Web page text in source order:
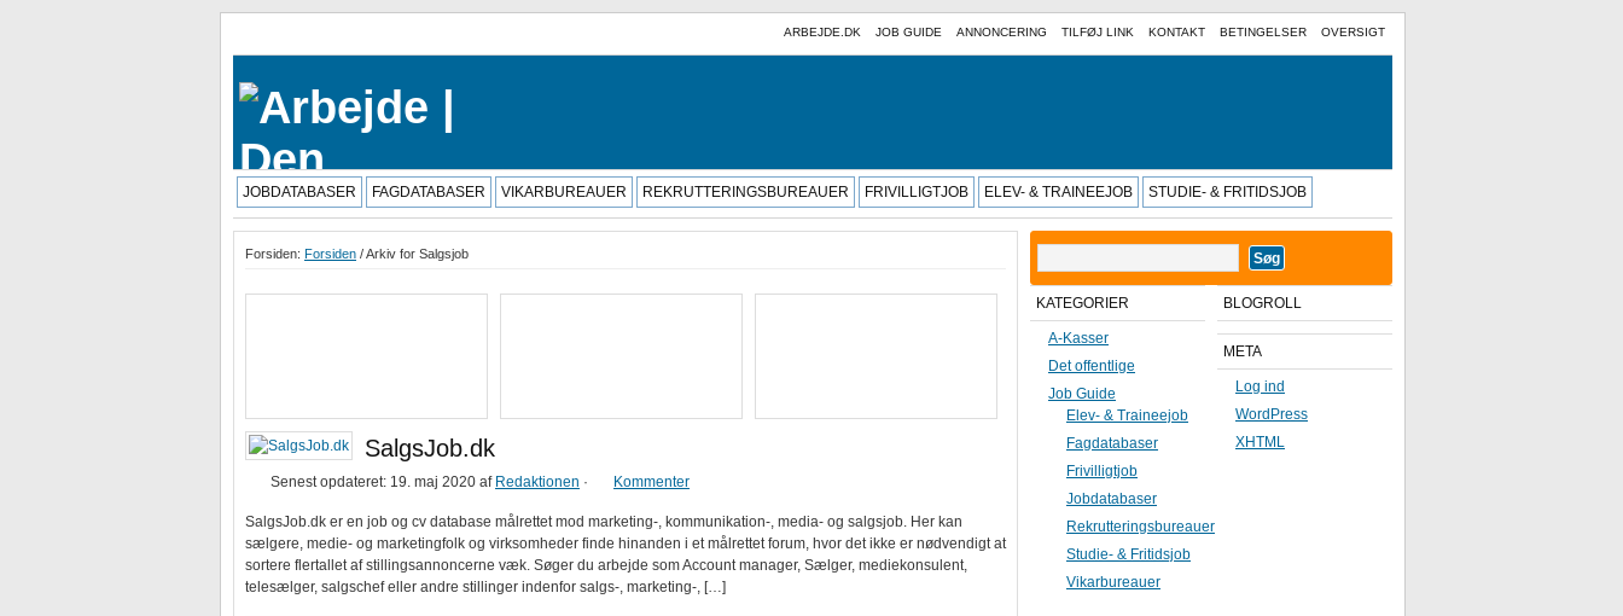
ARBEJDE.DK JOB GUIDE ANNONCERING TILFØJ LINK KONTAKT BETINGELSER OVERSIGT
JOBDATABASER FAGDATABASER VIKARBUREAUER REKRUTTERINGSBUREAUER FRIVILLIGTJOB ELEV- & TRAINEEJOB STUDIE- & FRITIDSJOB
Forsiden: Forsiden / Arkiv for Salgsjob
SalgsJob.dk
Senest opdateret: 19. maj 2020 af Redaktionen · Kommenter
SalgsJob.dk er en job og cv database målrettet mod marketing-, kommunikation-, media- og salgsjob. Her kan
sælgere, medie- og marketingfolk og virksomheder finde hinanden i et målrettet forum, hvor det ikke er nødvendigt at
sortere flertallet af stillingsannoncerne væk. Søger du arbejde som Account manager, Sælger, mediekonsulent,
telesælger, salgschef eller andre stillinger indenfor salgs-, marketing-, […]
efter:
KATEGORIER
A-Kasser
Det offentlige
Job Guide
Elev- & Traineejob
Fagdatabaser
Frivilligtjob
Jobdatabaser
Rekrutteringsbureauer
Studie- & Fritidsjob
Vikarbureauer
BLOGROLL
META
Log ind
WordPress
XHTML